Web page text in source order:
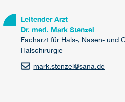
Leitender Arzt
Dr. med. Mark Stenzel
Facharzt für Hals-, Nasen- und
Halschirurgie
mark.stenzel@sana.de